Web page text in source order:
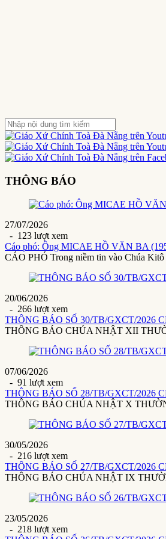
THÔNG BÁO
27/07/2026
- 123 lượt xem
Cáo phó: Ông MICAE HỒ VĂN BA
CÁO PHÓ Trong niềm tin vào Chúa
20/06/2026
- 266 lượt xem
THÔNG BÁO SỐ 30/TB/GXCT/2026
THÔNG BÁO CHÚA NHẬT XII
07/06/2026
- 91 lượt xem
THÔNG BÁO SỐ 28/TB/GXCT/2026
THÔNG BÁO CHÚA NHẬT X
30/05/2026
- 216 lượt xem
THÔNG BÁO SỐ 27/TB/GXCT/2026
THÔNG BÁO CHÚA NHẬT IX
23/05/2026
- 218 lượt xem